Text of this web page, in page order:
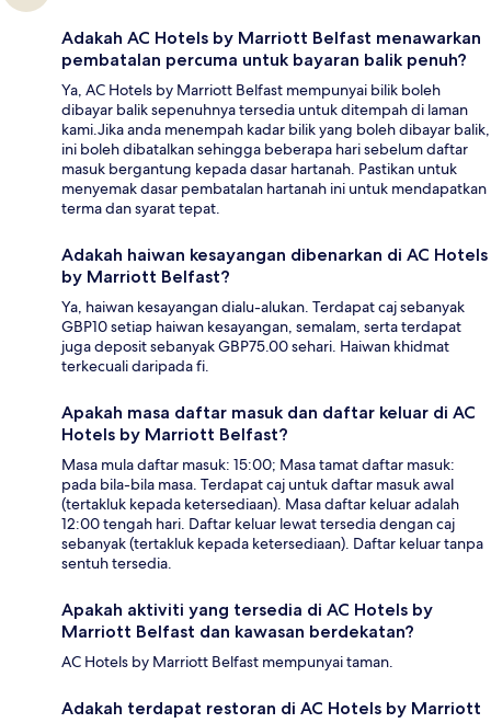
Adakah AC Hotels by Marriott Belfast menawarkan
pembatalan percuma untuk bayaran balik penuh?
Ya, AC Hotels by Marriott Belfast mempunyai bilik boleh
dibayar balik sepenuhnya tersedia untuk ditempah di laman
kami.Jika anda menempah kadar bilik yang boleh dibayar balik,
ini boleh dibatalkan sehingga beberapa hari sebelum daftar
masuk bergantung kepada dasar hartanah. Pastikan untuk
menyemak dasar pembatalan hartanah ini untuk mendapatkan
terma dan syarat tepat.
Adakah haiwan kesayangan dibenarkan di AC Hotels
by Marriott Belfast?
Ya, haiwan kesayangan dialu-alukan. Terdapat caj sebanyak
GBP10 setiap haiwan kesayangan, semalam, serta terdapat
juga deposit sebanyak GBP75.00 sehari. Haiwan khidmat
terkecuali daripada fi.
Apakah masa daftar masuk dan daftar keluar di AC
Hotels by Marriott Belfast?
Masa mula daftar masuk: 15:00; Masa tamat daftar masuk:
pada bila-bila masa. Terdapat caj untuk daftar masuk awal
(tertakluk kepada ketersediaan). Masa daftar keluar adalah
12:00 tengah hari. Daftar keluar lewat tersedia dengan caj
sebanyak (tertakluk kepada ketersediaan). Daftar keluar tanpa
sentuh tersedia.
Apakah aktiviti yang tersedia di AC Hotels by
Marriott Belfast dan kawasan berdekatan?
AC Hotels by Marriott Belfast mempunyai taman.
Adakah terdapat restoran di AC Hotels by Marriott